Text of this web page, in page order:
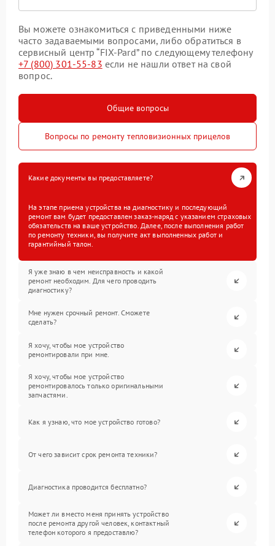
Вы можете ознакомиться с приведенными ниже
часто задаваемыми вопросами, либо обратиться в
сервисный центр “FIX-Pard” по следующему телефону
+7 (800) 301-55-83 если не нашли ответ на свой
вопрос.
Общие вопросы
Вопросы по ремонту тепловизионных прицелов
Какие документы вы предоставляете?
На этапе приема устройства на диагностику и последующий
ремонт вам будет предоставлен заказ-наряд с указанием страховых
обязательств на ваше устройство. Далее, после выполнения работ
по ремонту техники, вы получите акт выполненных работ и
гарантийный талон.
Я уже знаю в чем неисправность и какой
ремонт необходим. Для чего проводить
диагностику?
Мне нужен срочный ремонт. Сможете
сделать?
Я хочу, чтобы мое устройство
ремонтировали при мне.
Я хочу, чтобы мое устройство
ремонтировалось только оригинальными
запчастями.
Как я узнаю, что мое устройство готово?
От чего зависит срок ремонта техники?
Диагностика проводится бесплатно?
Может ли вместо меня принять устройство
после ремонта другой человек, контактный
телефон которого я предоставлю?